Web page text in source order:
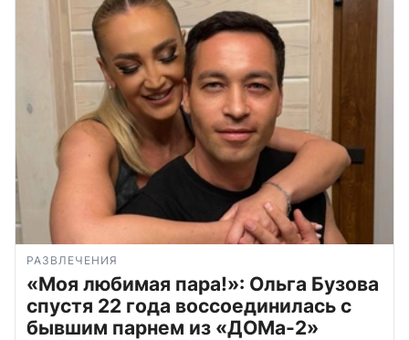
РАЗВЛЕЧЕНИЯ
«Моя любимая пара!»: Ольга Бузова
спустя 22 года воссоединилась с
бывшим парнем из «ДОМа-2»